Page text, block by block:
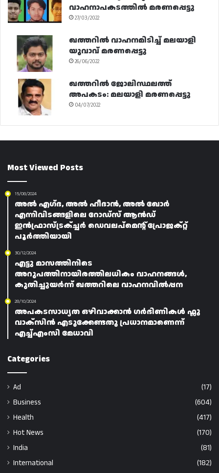
വാഹനാപകടത്തിൽ മരണപ്പെട്ടു
27/03/2022
ഖത്തറിൽ വാഹനമിടിച്ച് മലയാളി
യുവാവ് മരണപ്പെട്ടു
26/06/2022
ഖത്തറിൽ ജോലിസ്ഥലത്ത്
അപകടം: മലയാളി മരണപ്പെട്ടു
04/07/2022
Most Viewed Posts
15/08/2024
അൽ എഗ്‌ദ, അൽ ഹീദാൻ, അൽ ഖോർ
എന്നിവിടങ്ങളിലെ റോഡ്‌സ് ആൻഡ്
ഇൻഫ്രാസ്ട്രക്ച്ചർ ഡെവലപ്‌മെൻ്റ് പ്രോജക്റ്റ്
പൂർത്തിയായി
30/12/2024
എട്ടു മാസത്തിനിടെ
അറുപത്തിനായിരത്തിലധികം വാഹനങ്ങൾ,
കുതിച്ചുയർന്ന് ഖത്തറിലെ വാഹനവിൽപ്പന
28/10/2024
അപകടസാധ്യത ഒഴിവാക്കാൻ ഗർഭിണികൾ ഫ്ലൂ
വാക്‌സിൻ എടുക്കേണ്ടതു പ്രധാനമാണെന്ന്
എച്ച്എംസി മേധാവി
Categories
Ad
(17)
Business
(604)
Health
(417)
Hot News
(170)
India
(81)
International
(182)